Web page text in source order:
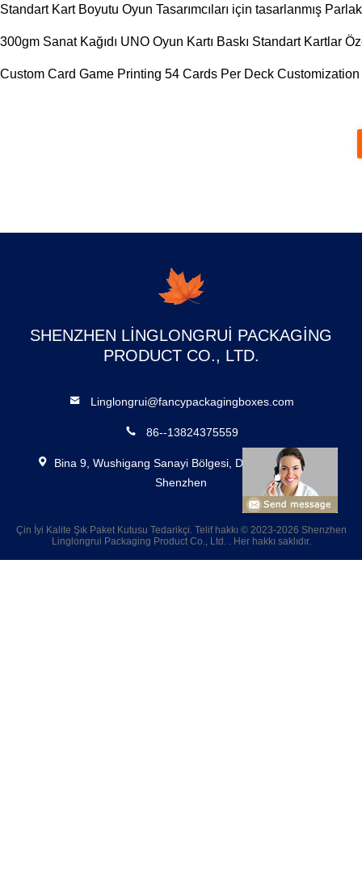
Standart Kart Boyutu Oyun Tasarımcıları için tasarlanmış
300gm Sanat Kağıdı UNO Oyun Kartı Baskı Standart Kartlar
Custom Card Game Printing 54 Cards Per Deck
SHENZHEN LINGLONGRUI PACKAGING
PRODUCT CO., LTD.
Linglongrui@fancypackagingboxes.com
86--13824375559
Bina 9, Wushigang Sanayi Bölgesi, Dalang, Longhua,
Shenzhen
Çin İyi Kalite Şık Paket Kutusu Tedarikçi. Telif hakkı © 2023-2026 Shenzhen
Linglongrui Packaging Product Co., Ltd. . Her hakkı saklıdır.